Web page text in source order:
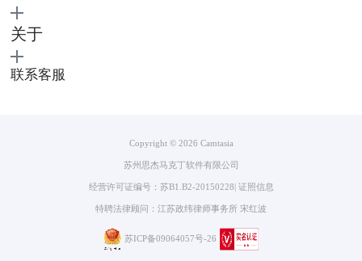
二 平移动画
缩放屏幕效果时，自然而然地就形成了平移动画，但多个缩放效果也需要
当用户发现自己缩放屏幕的时间点不是自己想要的，不用删除重来，直接
移动播放标志就方便多了。而播放标志移到与播放头相同位置的时候，播
关于
联系客服
Copyright © 2026 Camtasia
苏州思杰马克丁软件有限公司
经营许可证编号：苏B1.B2-20150228 证照信息
特聘法律顾问：江苏政纬律师事务所 宋红波
苏ICP备09064057号-26